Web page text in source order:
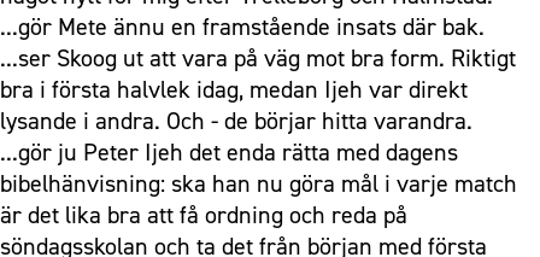
...gör Mete ännu en framstående insats där bak.
...ser Skoog ut att vara på väg mot bra form. Riktigt
bra i första halvlek idag, medan Ijeh var direkt
lysande i andra. Och - de börjar hitta varandra.
...gör ju Peter Ijeh det enda rätta med dagens
bibelhänvisning: ska han nu göra mål i varje match
är det lika bra att få ordning och reda på
söndagsskolan och ta det från början med första